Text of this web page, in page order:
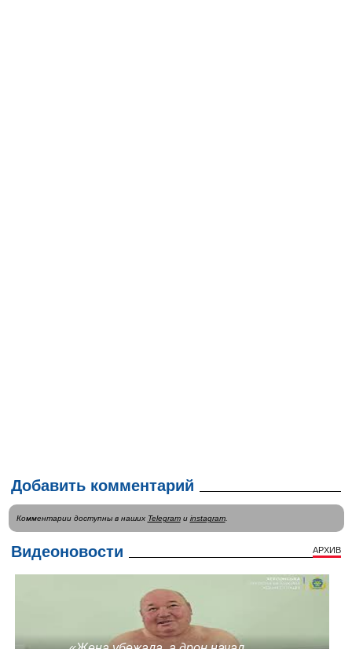
Добавить комментарий
Комментарии доступны в наших Telegramи instagram.
Видеоновости АРХИВ